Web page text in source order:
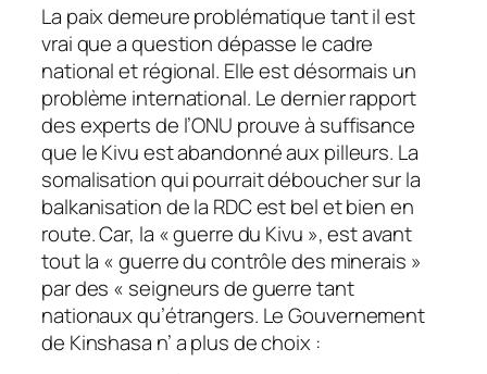
La paix demeure problématique tant il est
vrai que a question dépasse le cadre
national et régional. Elle est désormais un
problème international. Le dernier rapport
des experts de l’ONU prouve à suffisance
que le Kivu est abandonné aux pilleurs. La
somalisation qui pourrait déboucher sur la
balkanisation de la RDC est bel et bien en
route. Car, la « guerre du Kivu », est avant
tout la « guerre du contrôle des minerais »
par des « seigneurs de guerre tant
nationaux qu’étrangers. Le Gouvernement
de Kinshasa n’ a plus de choix :